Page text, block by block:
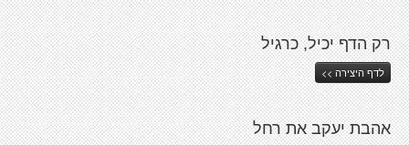
רק הדף יכיל, כרגיל
לדף היצירה >>
אהבת יעקב את רחל